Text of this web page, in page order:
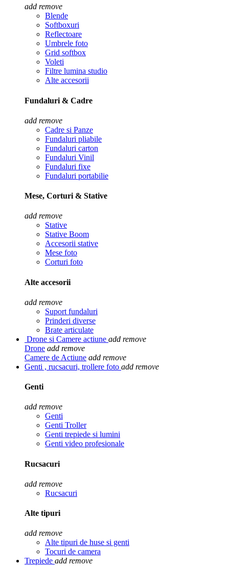
add remove
Blende
Softboxuri
Reflectoare
Umbrele foto
Grid softbox
Voleti
Filtre lumina studio
Alte accesorii
Fundaluri & Cadre
add remove
Cadre si Panze
Fundaluri pliabile
Fundaluri carton
Fundaluri Vinil
Fundaluri fixe
Fundaluri portabilie
Mese, Corturi & Stative
add remove
Stative
Stative Boom
Accesorii stative
Mese foto
Corturi foto
Alte accesorii
add remove
Suport fundaluri
Prinderi diverse
Brate articulate
Drone si Camere actiune add remove
Drone add remove
Camere de Actiune add remove
Genti , rucsacuri, trollere foto add remove
Genti
add remove
Genti
Genti Troller
Genti trepiede si lumini
Genti video profesionale
Rucsacuri
add remove
Rucsacuri
Alte tipuri
add remove
Alte tipuri de huse si genti
Tocuri de camera
Trepiede add remove